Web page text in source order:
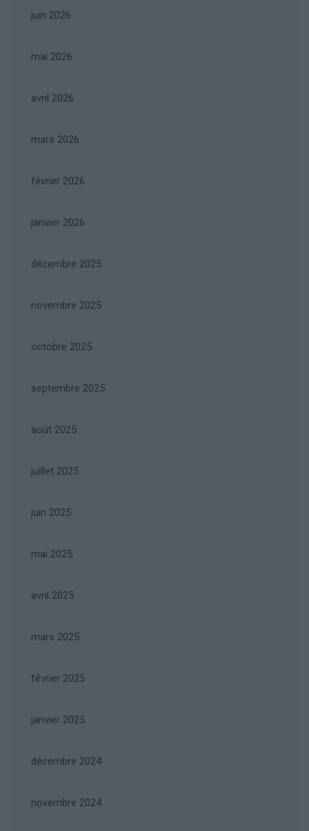
juin 2026
mai 2026
avril 2026
mars 2026
février 2026
janvier 2026
décembre 2025
novembre 2025
octobre 2025
septembre 2025
août 2025
juillet 2025
juin 2025
mai 2025
avril 2025
mars 2025
février 2025
janvier 2025
décembre 2024
novembre 2024